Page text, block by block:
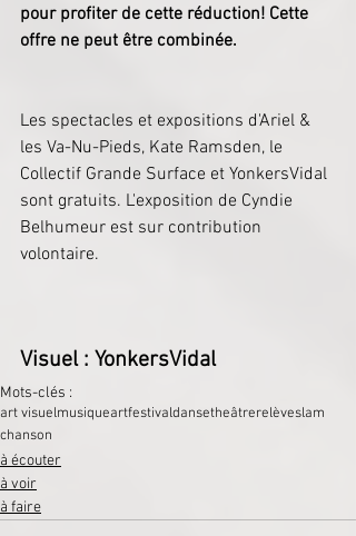
pour profiter de cette réduction! Cette
offre ne peut être combinée.
Les spectacles et expositions d'Ariel &
les Va-Nu-Pieds, Kate Ramsden, le
Collectif Grande Surface et YonkersVidal
sont gratuits. L'exposition de Cyndie
Belhumeur est sur contribution
volontaire.
Visuel : YonkersVidal
Mots-clés :
art visuelmusiqueartfestivaldansetheâtrerelèveslam
chanson
à écouter
à voir
à faire